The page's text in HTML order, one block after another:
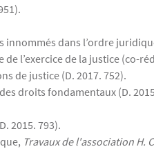
innommés dans l’ordre
l’exercice de la justice (co-
de justice (D. 2017. 752).
droits fondamentaux (D.
2015. 793).
Travaux de l'association H.